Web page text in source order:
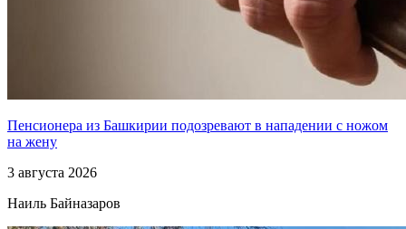
Пенсионера из Башкирии подозревают в нападении с ножом
на жену
3 августа 2026
Наиль Байназаров